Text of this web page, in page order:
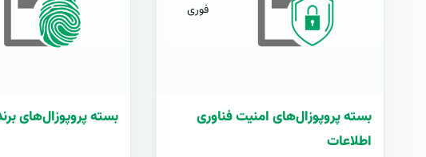
فوری
بسته پروپوزال‌های امنیت فناوری
اطلاعات
بسته پروپوزال‌های